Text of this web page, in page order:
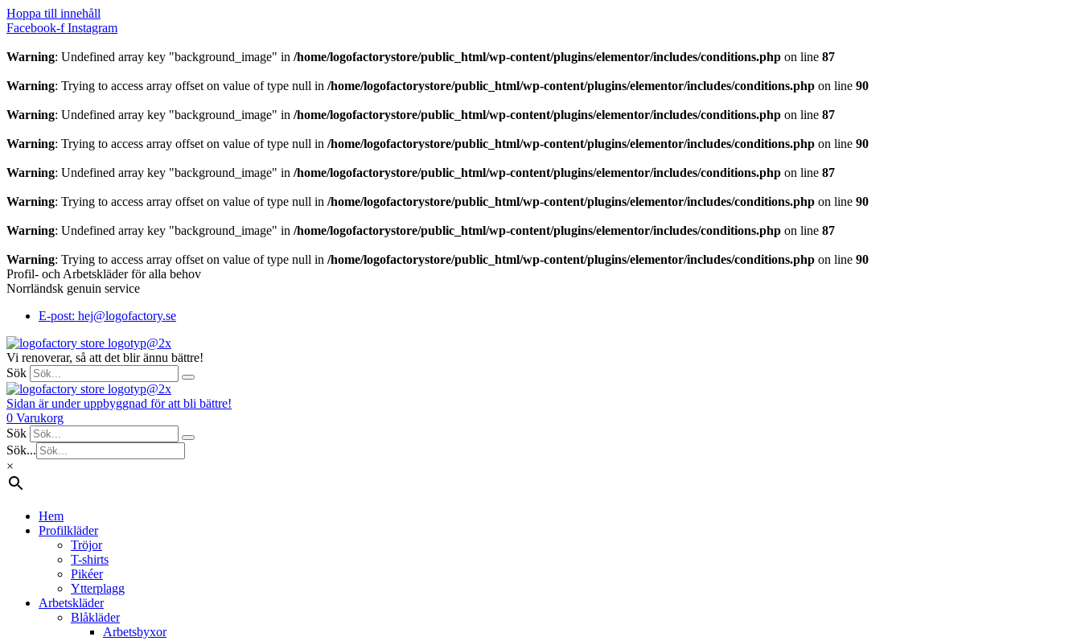
Hoppa till innehåll
Facebook-f Instagram
Warning: Undefined array key "background_image" in /home/logofactorystore/public_html/wp-content/plugins/elementor/includes/conditions.php on line 87
Warning: Trying to access array offset on value of type null in /home/logofactorystore/public_html/wp-content/plugins/elementor/includes/conditions.php on line 90
Warning: Undefined array key "background_image" in /home/logofactorystore/public_html/wp-content/plugins/elementor/includes/conditions.php on line 87
Warning: Trying to access array offset on value of type null in /home/logofactorystore/public_html/wp-content/plugins/elementor/includes/conditions.php on line 90
Warning: Undefined array key "background_image" in /home/logofactorystore/public_html/wp-content/plugins/elementor/includes/conditions.php on line 87
Warning: Trying to access array offset on value of type null in /home/logofactorystore/public_html/wp-content/plugins/elementor/includes/conditions.php on line 90
Warning: Undefined array key "background_image" in /home/logofactorystore/public_html/wp-content/plugins/elementor/includes/conditions.php on line 87
Warning: Trying to access array offset on value of type null in /home/logofactorystore/public_html/wp-content/plugins/elementor/includes/conditions.php on line 90
Profil- och Arbetskläder för alla behov
Norrländsk genuin service
E-post: hej@logofactory.se
Vi renoverar, så att det blir ännu bättre!
Sök
Sidan är under uppbyggnad för att bli bättre!
0 Varukorg
Sök
Sök...
×
Hem
Profilkläder
Tröjor
T-shirts
Pikéer
Ytterplagg
Arbetskläder
Blåkläder
Arbetsbyxor